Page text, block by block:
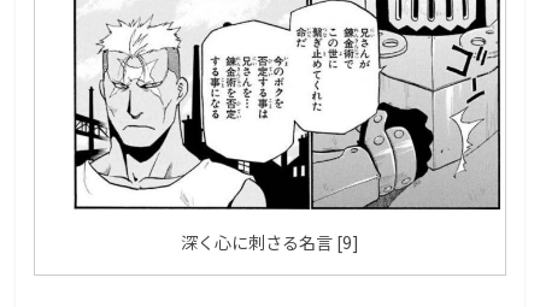
深く心に刺さる名言 [9]